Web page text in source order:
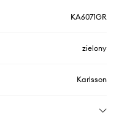
KA6071GR
zielony
Karlsson